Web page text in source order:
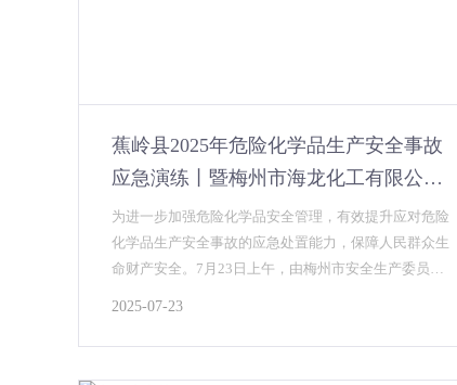
蕉岭县2025年危险化学品生产安全事故
应急演练丨暨梅州市海龙化工有限公司
液氨泄漏综合应急演练
为进一步加强危险化学品安全管理，有效提升应对危险
化学品生产安全事故的应急处置能力，保障人民群众生
命财产安全。7月23日上午，由梅州市安全生产委员会
练”，梅州市应急管理局、县府办、蕉岭县应急管理局及
2025-07-23